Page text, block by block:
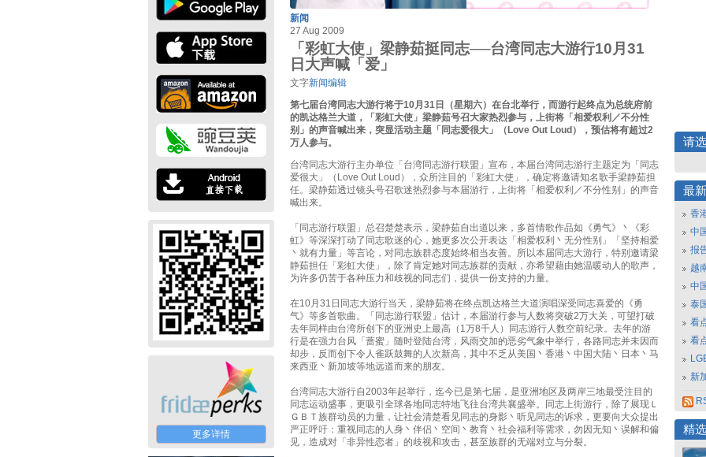
更多详情
新闻
27 Aug 2009
「彩虹大使」梁静茹挺同志──台湾同志大游行10月31
日大声喊「爱」
文字新闻编辑
第七届台湾同志大游行将于10月31日（星期六）在台北举行，而游行起终点为总统府前
的凯达格兰大道，「彩虹大使」梁静茹号召大家热烈参与，上街将「相爱权利／不分性
别」的声音喊出来，突显活动主题「同志爱很大」（Love Out Loud），预估将有超过2
万人参与。
台湾同志大游行主办单位「台湾同志游行联盟」宣布，本届台湾同志游行主题定为「同志
爱很大」（Love Out Loud），众所注目的「彩虹大使」，确定将邀请知名歌手梁静茹担
任。梁静茹透过镜头号召歌迷热烈参与本届游行，上街将「相爱权利／不分性别」的声音
喊出来。
「同志游行联盟」总召楚楚表示，梁静茹自出道以来，多首情歌作品如《勇气》丶《彩
虹》等深深打动了同志歌迷的心，她更多次公开表达「相爱权利丶无分性别」「坚持相爱
丶就有力量」等言论，对同志族群态度始终相当友善。所以本届同志大游行，特别邀请梁
静茹担任「彩虹大使」，除了肯定她对同志族群的贡献，亦希望藉由她温暖动人的歌声，
为许多仍苦于各种压力和歧视的同志们，提供一份支持的力量。
在10月31日同志大游行当天，梁静茹将在终点凯达格兰大道演唱深受同志喜爱的《勇
气》等多首歌曲。「同志游行联盟」估计，本届游行参与人数将突破2万大关，可望打破
去年同样由台湾所创下的亚洲史上最高（1万8千人）同志游行人数空前纪录。去年的游
行是在强力台风「蔷蜜」随时登陆台湾，风雨交加的恶劣气象中举行，各路同志并未因而
却步，反而创下令人雀跃鼓舞的人次新高，其中不乏从美国丶香港丶中国大陆丶日本丶马
来西亚丶新加坡等地远道而来的朋友。
台湾同志大游行自2003年起举行，迄今已是第七届，是亚洲地区及两岸三地最受注目的
同志运动盛事，更吸引全球各地同志特地飞往台湾共襄盛举。同志上街游行，除了展现Ｌ
ＧＢＴ族群动员的力量，让社会清楚看见同志的身影丶听见同志的诉求，更要向大众提出
严正呼吁：重视同志的人身丶伴侣丶空间丶教育丶社会福利等需求，勿因无知丶误解和偏
见，造成对「非异性恋者」的歧视和攻击，甚至族群的无端对立与分裂。
请
最
香
中
报
越
中
泰
看
看
新
精